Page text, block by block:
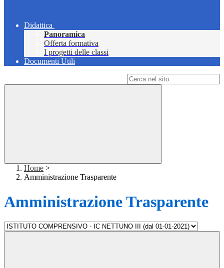
Didattica
Panoramica
Offerta formativa
I progetti delle classi
Documenti Utili
Home >
Amministrazione Trasparente
Amministrazione Trasparente